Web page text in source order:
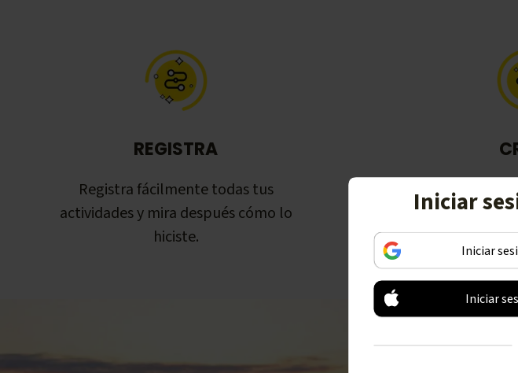
REGISTRA
Registra fácilmente todas tus
actividades y mira después cómo lo
hiciste.
Convierte tus
que recordarán
incluyendo
Iniciar
Iniciar
Iniciar